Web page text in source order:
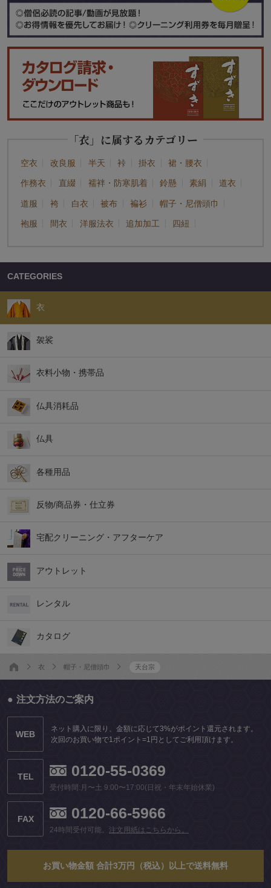
「衣」に属するカテゴリー
空衣 改良服 半天 裃 掛衣 裙・腰衣
作務衣 直綴 襦袢・防寒肌着 鈴懸 素絹 道衣
道服 袴 白衣 被布 褊衫 帽子・尼僧頭巾
袍服 間衣 洋服法衣 追加加工 四紐
CATEGORIES
衣
袈裟
衣料小物・携帯品
仏具消耗品
仏具
各種用品
反物/商品券・仕立券
宅配クリーニング・アフターケア
アウトレット
レンタル
カタログ
衣 帽子・尼僧頭巾 天台宗
注文方法のご案内
WEB
ネット購入に限り、金額に応じて3%がポイント還元されます。
次回のお買い物で1ポイント=1円としてご利用頂けます。
TEL 0120-55-0369
受付時間:月〜土 9:00〜17:00(日祝・年末年始休業)
FAX 0120-66-5966
24時間受付可能。 注文用紙はこちらから。
お買い物金額 合計3万円（税込）以上で送料無料